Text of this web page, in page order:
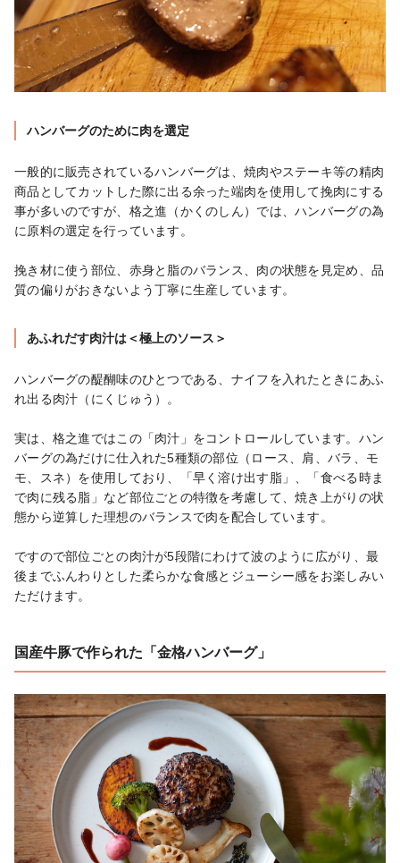
ハンバーグのために肉を選定
一般的に販売されているハンバーグは、焼肉やステーキ等の精肉
商品としてカットした際に出る余った端肉を使用して挽肉にする
事が多いのですが、格之進（かくのしん）では、ハンバーグの為
に原料の選定を行っています。
挽き材に使う部位、赤身と脂のバランス、肉の状態を見定め、品
質の偏りがおきないよう丁寧に生産しています。
あふれだす肉汁は＜極上のソース＞
ハンバーグの醍醐味のひとつである、ナイフを入れたときにあふ
れ出る肉汁（にくじゅう）。
実は、格之進ではこの「肉汁」をコントロールしています。ハン
バーグの為だけに仕入れた5種類の部位（ロース、肩、バラ、モ
モ、スネ）を使用しており、「早く溶け出す脂」、「食べる時ま
で肉に残る脂」など部位ごとの特徴を考慮して、焼き上がりの状
態から逆算した理想のバランスで肉を配合しています。
ですので部位ごとの肉汁が5段階にわけて波のように広がり、最
後までふんわりとした柔らかな食感とジューシー感をお楽しみい
ただけます。
国産牛豚で作られた「金格ハンバーグ」